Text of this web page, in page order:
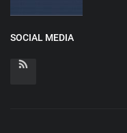
SOCIAL MEDIA